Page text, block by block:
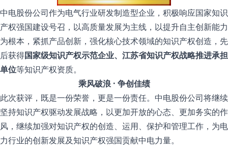
中电股份公司作为电气行业研发制造型企业，积极响应国家知识
产权强国建设号召，以高质量发展为主线，以提升自主创新能力
为根本，紧抓产品创新，强化核心技术领域的知识产权创造，先
后获得国家级知识产权示范企业、江苏省知识产权战略推进承担
单位等知识产权资质。
乘风破浪 · 争创佳绩
此次获评，既是一份荣誉，更是一份责任。中电股份公司将继续
坚持知识产权驱动发展战略，以更加开放的心态、更加务实的作
风，继续加强对知识产权的创造、运用、保护和管理工作，为电
力行业的创新发展及知识产权强国贡献中电力量。